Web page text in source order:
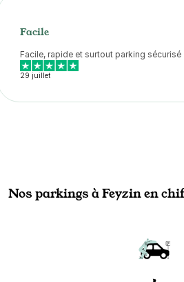
Facile
Facile, rapide et surtout parking sécurisé
29 juillet
Nos parkings à Feyzin en